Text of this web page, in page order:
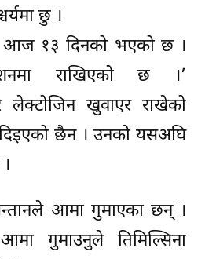
छु ।
आज १३ दिनको भएको छ ।
राखिएको छ ।’
लेक्टोजिन खुवाएर राखेको
छैन । उनको यसअघि
आमा गुमाएका छन् ।
गुमाउनुले तिमिल्सिना